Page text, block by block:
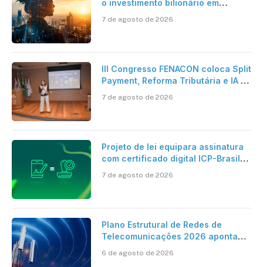
o investimento bilionário em
verdadeira era da inteligência
7 de agosto de 2026
III Congresso FENACON coloca Split
Payment, Reforma Tributária e IA no
7 de agosto de 2026
Projeto de lei equipara assinatura
com certificado digital ICP-Brasil
cartório
7 de agosto de 2026
Plano Estrutural de Redes de
Telecomunicações 2026 aponta
mantém desafio
6 de agosto de 2026